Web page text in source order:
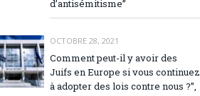
d’antisémitisme”
OCTOBRE 28, 2021
Comment peut-il y avoir des
Juifs en Europe si vous continuez
à adopter des lois contre nous ?”,